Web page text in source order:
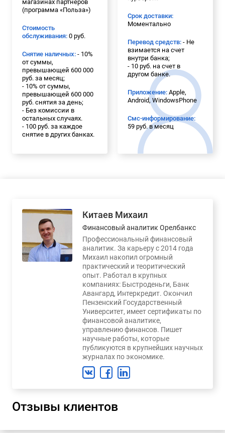
магазинах партнеров
(программа «Польза»)
Стоимость
обслуживания: 0 руб.
Снятие наличных: - 10%
от суммы,
превышающей 600 000
руб. за месяц;
- 10% от суммы,
превышающей 600 000
руб. снятия за день;
- Без комиссии в
остальных случаях.
- 100 руб. за каждое
снятие в других банках.
Срок доставки:
Моментально
Перевод средств: - Не
взимается на счет
внутри банка;
- 10 руб. на счет в
другом банке.
Приложение: Apple,
Android, WindowsPhone
Смс-информирование:
59 руб. в месяц
Китаев Михаил
Финансовый аналитик Орелбанкс
Профессиональный финансовый
аналитик. За карьеру с 2014 года
Михаил накопил огромный
практический и теоритический
опыт. Работал в крупных
компаниях: Быстроденьги, Банк
Авангард, Интеркредит. Окончил
Пензенский Государственный
Университет, имеет сертификаты по
финансовой аналитике,
управлению финансов. Пишет
научные работы, которые
публикуются в крупнейших научных
журналах по экономике.
Отзывы клиентов